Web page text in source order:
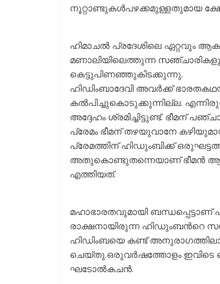
നൂറ്റാണ്ടുകള്‍പഴക്കമുള്ളതുമായ
ഹിമാചല്‍ പ്രദേശിലെ ഏറ്റവും
മണാലിയിലെത്തുന്ന
കെട്ടുപിണഞ്ഞുകിടക്കുന്നു.
ഹിഡിംബാദേവി അവര്‍ക്ക്
കല്‍പിച്ചുകൊടുക്കുന്നില്ല.
അദ്ദേഹം ശ്രമിച്ചിട്ടുണ്ട്.
പ്രേമം ഭീമന് തഴയുവാനേ
പ്രേമത്തിന് ഹിഡുംബിക്ക്
അതുകൊണ്ടുതന്നെയാണ് ഭീമന്‍
എത്തിയത്.
മഹാഭാരതവുമായി ബന്ധപ്പെട്ടാണ്
രാക്ഷനായിരുന്ന ഹിഡുംബന്‍റെ
ഹിഡിംബയെ കണ്ട്
ചെയ്തു.ഒരുവര്‍ഷത്തോളം ഇവിടെ
ഘടോല്‍കചന്‍.